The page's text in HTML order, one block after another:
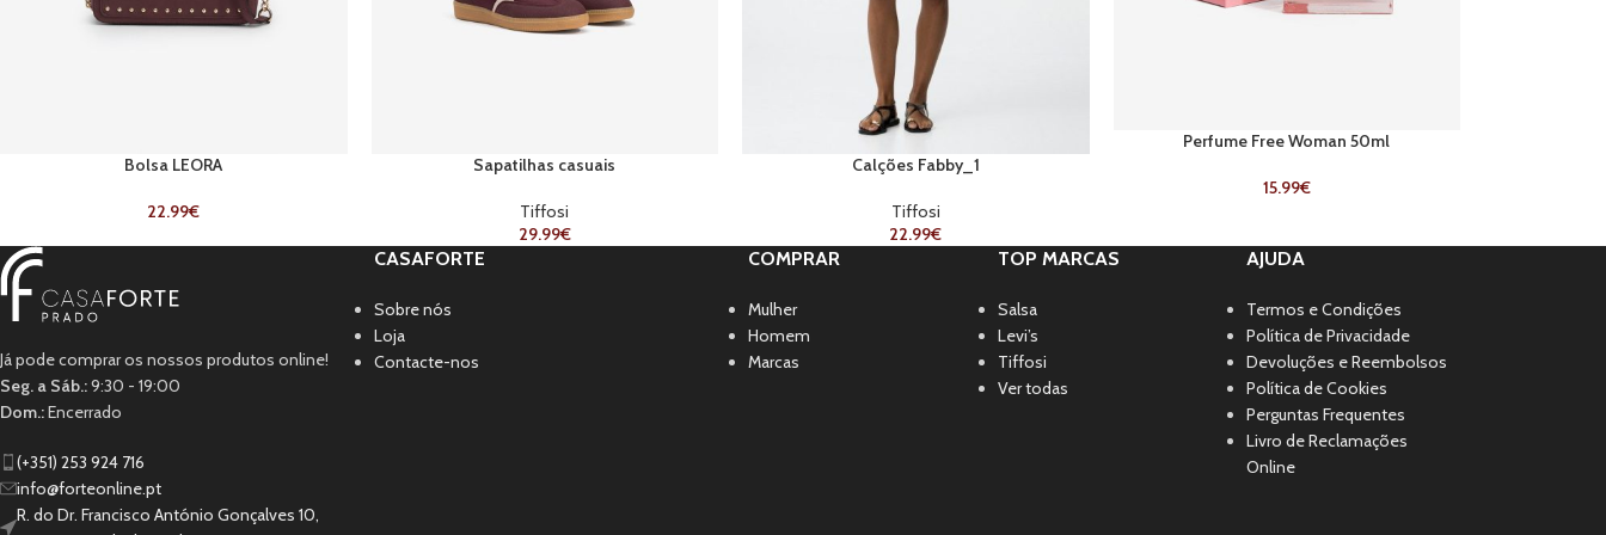
Bolsa LEORA
22.99€
Sapatilhas casuais
Tiffosi
29.99€
Calções Fabby_1
Tiffosi
22.99€
Perfume Free Woman 50ml
15.99€
Já pode comprar os nossos produtos online!
Seg. a Sáb.:9:30 - 19:00
Dom.:Encerrado
(+351) 253 924 716
info@forteonline.pt
R. do Dr. Francisco António Gonçalves 10,
CASAFORTE
Sobre nós
Loja
Contacte-nos
COMPRAR
Mulher
Homem
Marcas
TOP MARCAS
Salsa
Levi’s
Tiffosi
Ver todas
AJUDA
Termos e Condições
Política de Privacidade
Devoluções e Reembolsos
Política de Cookies
Perguntas Frequentes
Livro de Reclamações
Online